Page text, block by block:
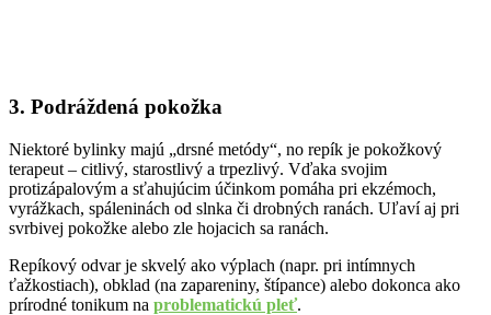
3. Podráždená pokožka
Niektoré bylinky majú „drsné metódy“, no repík je pokožkový
terapeut – citlivý, starostlivý a trpezlivý. Vďaka svojim
protizápalovým a sťahujúcim účinkom pomáha pri ekzémoch,
vyrážkach, spáleninách od slnka či drobných ranách. Uľaví aj pri
svrbivej pokožke alebo zle hojacich sa ranách.
Repíkový odvar je skvelý ako výplach (napr. pri intímnych
ťažkostiach), obklad (na zapareniny, štípance) alebo dokonca ako
prírodné tonikum na problematickú pleť.